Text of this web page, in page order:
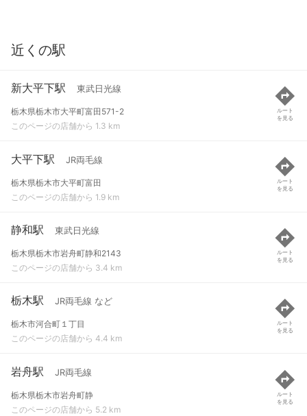
近くの駅
新大平下駅 東武日光線
栃木県栃木市大平町富田571-2
このページの店舗から 1.3 km
ルート
を見る
大平下駅 JR両毛線
栃木県栃木市大平町富田
このページの店舗から 1.9 km
ルート
を見る
静和駅 東武日光線
栃木県栃木市岩舟町静和2143
このページの店舗から 3.4 km
ルート
を見る
栃木駅 JR両毛線 など
栃木市河合町１丁目
このページの店舗から 4.4 km
ルート
を見る
岩舟駅 JR両毛線
栃木県栃木市岩舟町静
このページの店舗から 5.2 km
ルート
を見る